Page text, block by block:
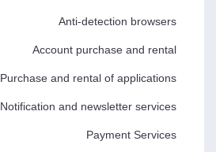
Anti-detection browsers
Account purchase and rental
Purchase and rental of applications
Notification and newsletter services
Payment Services